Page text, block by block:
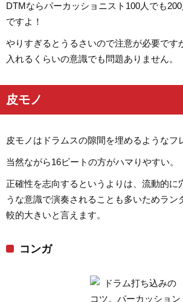
DTMならパーカッショニスト100人でも
ですよ！
やりすぎるとうるさいので注意が必要です
入れるくらいの意識でも問題ありません。
皮モノ
皮モノはドラムスの隙間を埋めるようなフ
当然ながら16ビートの方がハマりやすい。
正確性を志向するというよりは、流動的に
うな意識で演奏されることも多いためラン
較的大きいと言えます。
コンガ